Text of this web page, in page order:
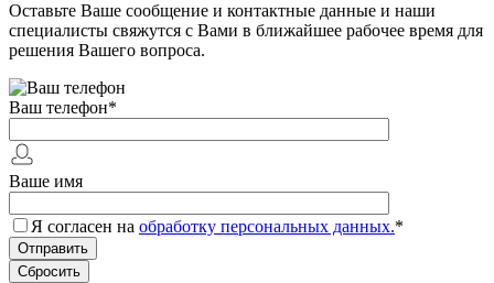
Оставьте Ваше сообщение и контактные данные и наши
специалисты свяжутся с Вами в ближайшее рабочее время для
решения Вашего вопроса.
Ваш телефон*
Ваше имя
Я согласен на обработку персональных данных.*